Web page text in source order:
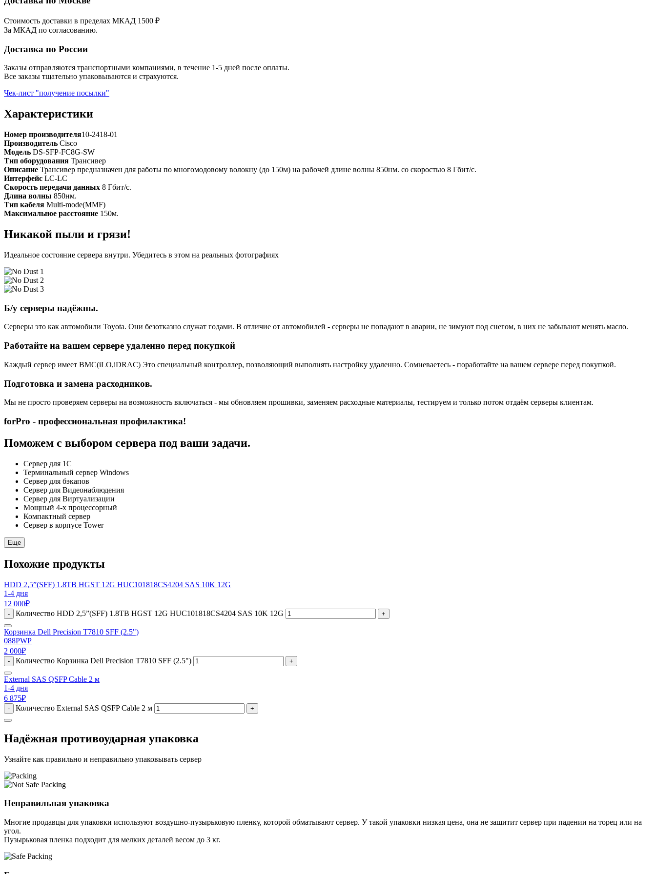
Стоимость доставки в пределах МКАД 1500 ₽
За МКАД по согласованию.
Доставка по России
Заказы отправляются транспортными компаниями, в течение 1-5 дней после оплаты.
Все заказы тщательно упаковываются и страхуются.
Чек-лист "получение посылки"
Характеристики
Номер производителя10-2418-01
Производитель Cisco
Модель DS-SFP-FC8G-SW
Тип оборудования Трансивер
Описание Трансивер предназначен для работы по многомодовому волокну (до 150м) на рабочей длине волны 850нм. со скоростью 8 Гбит/с.
Интерфейс LC-LC
Скорость передачи данных 8 Гбит/с.
Длина волны 850нм.
Тип кабеля Multi-mode(MMF)
Максимальное расстояние 150м.
Никакой пыли и грязи!
Идеальное состояние сервера внутри. Убедитесь в этом на реальных фотографиях
Б/у серверы надёжны.
Серверы это как автомобили Toyota. Они безотказно служат годами. В отличие от автомобилей - серверы не попадают в аварии, не зимуют под снегом, в них не забывают менять масло.
Работайте на вашем сервере удаленно перед покупкой
Каждый сервер имеет BMC(iLO,iDRAC) Это специальный контроллер, позволяющий выполнять настройку удаленно. Сомневаетесь - поработайте на вашем сервере перед покупкой.
Подготовка и замена расходников.
Мы не просто проверяем серверы на возможность включаться - мы обновляем прошивки, заменяем расходные материалы, тестируем и только потом отдаём серверы клиентам.
forPro - профессиональная профилактика!
Поможем с выбором сервера под ваши задачи.
Сервер для 1С
Терминальный сервер Windows
Сервер для бэкапов
Сервер для Видеонаблюдения
Сервер для Виртуализации
Мощный 4-х процессорный
Компактный сервер
Сервер в корпусе Tower
Еще
Похожие продукты
HDD 2,5”(SFF) 1.8TB HGST 12G HUC101818CS4204 SAS 10K 12G
1-4 дня
12 000₽
- Количество HDD 2,5”(SFF) 1.8TB HGST 12G HUC101818CS4204 SAS 10K 12G +
Корзинка Dell Precision T7810 SFF (2.5")
088PWP
2 000₽
- Количество Корзинка Dell Precision T7810 SFF (2.5") +
External SAS QSFP Cable 2 м
1-4 дня
6 875₽
- Количество External SAS QSFP Cable 2 м +
Надёжная противоударная упаковка
Узнайте как правильно и неправильно упаковывать сервер
Неправильная упаковка
Многие продавцы для упаковки используют воздушно-пузырьковую пленку, которой обматывают сервер. У такой упаковки низкая цена, она не защитит сервер при падении на торец или на
угол.
Пузырьковая пленка подходит для мелких деталей весом до 3 кг.